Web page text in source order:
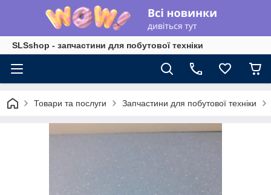
SLSshop - запчастини для побутової техніки
Товари та послуги Запчастини для побутової техніки